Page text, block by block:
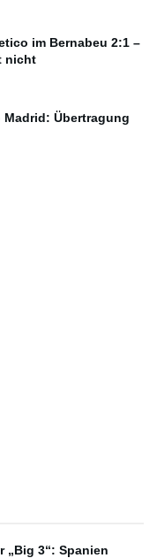
im Bernabeu 2:1 –
nicht
Madrid: Übertragung
„Big 3“: Spanien